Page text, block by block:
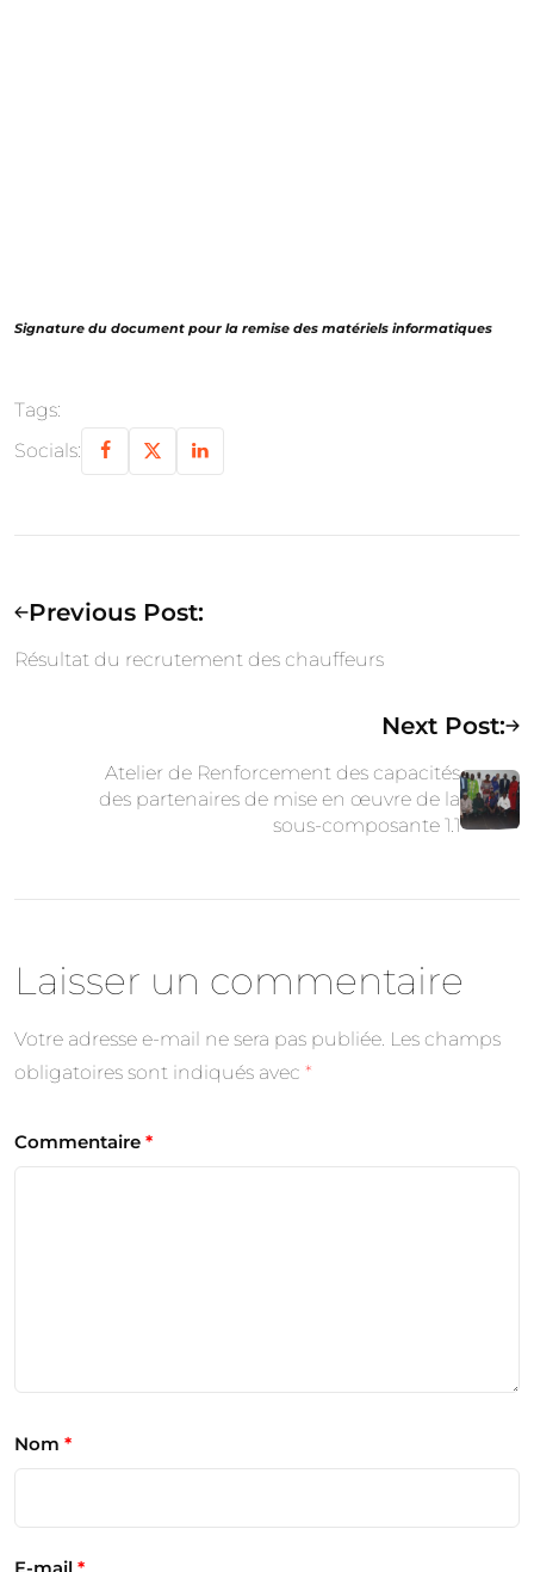
Signature du document pour la remise des matériels informatiques
Tags:
Socials:
Previous Post:
Résultat du recrutement des chauffeurs
Next Post:
Atelier de Renforcement des capacités
des partenaires de mise en œuvre de la
sous-composante 1.1
Laisser un commentaire
Votre adresse e-mail ne sera pas publiée. Les champs
obligatoires sont indiqués avec *
Commentaire *
Nom *